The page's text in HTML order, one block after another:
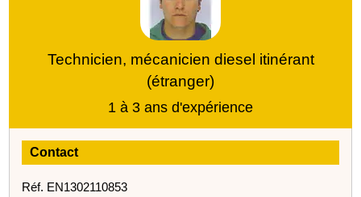
Technicien, mécanicien diesel itinérant
(étranger)
1 à 3 ans d'expérience
Contact
Réf. EN1302110853